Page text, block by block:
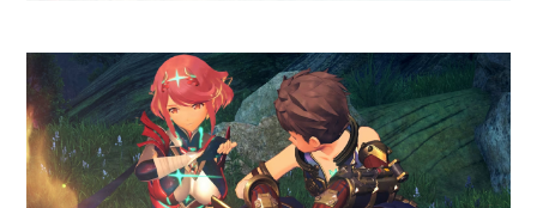
conjunto de sistemas que se
alinean para invitar a seguir
avanzando un poco más antes
de apagar la consola.